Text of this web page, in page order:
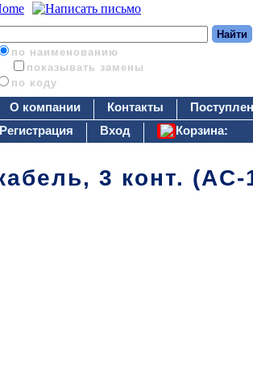
по наименованию
показывать замены
по коду
О компании Контакты
Регистрация Вход
Корзина:
3 конт. (AC-